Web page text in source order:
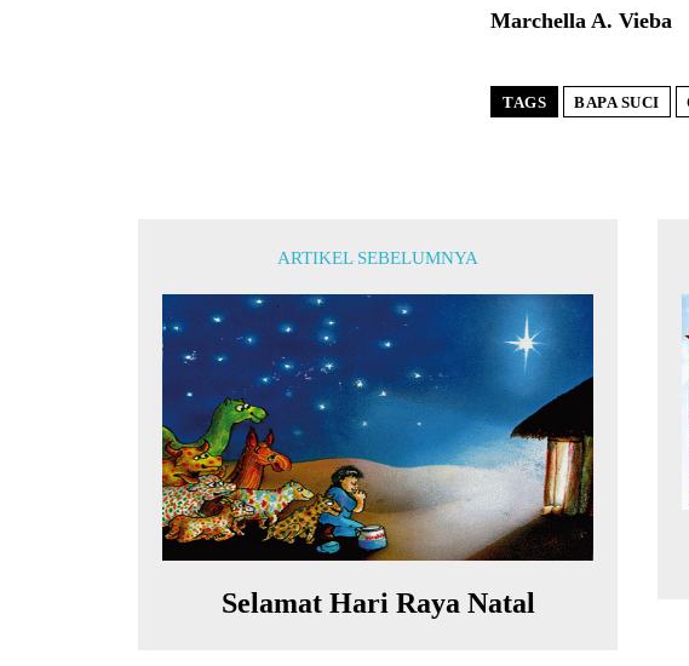
Marchella A. Vieba
TAGS BAPA SUCI
ARTIKEL SEBELUMNYA
Selamat Hari Raya Natal